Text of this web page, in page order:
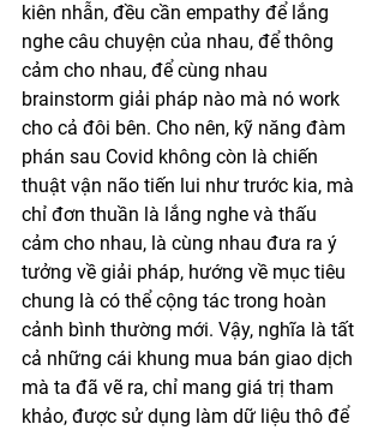
kiên nhẫn, đều cần empathy để lắng
nghe câu chuyện của nhau, để thông
cảm cho nhau, để cùng nhau
brainstorm giải pháp nào mà nó work
cho cả đôi bên. Cho nên, kỹ năng đàm
phán sau Covid không còn là chiến
thuật vận não tiến lui như trước kia, mà
chỉ đơn thuần là lắng nghe và thấu
cảm cho nhau, là cùng nhau đưa ra ý
tưởng về giải pháp, hướng về mục tiêu
chung là có thể cộng tác trong hoàn
cảnh bình thường mới. Vậy, nghĩa là tất
cả những cái khung mua bán giao dịch
mà ta đã vẽ ra, chỉ mang giá trị tham
khảo, được sử dụng làm dữ liệu thô để